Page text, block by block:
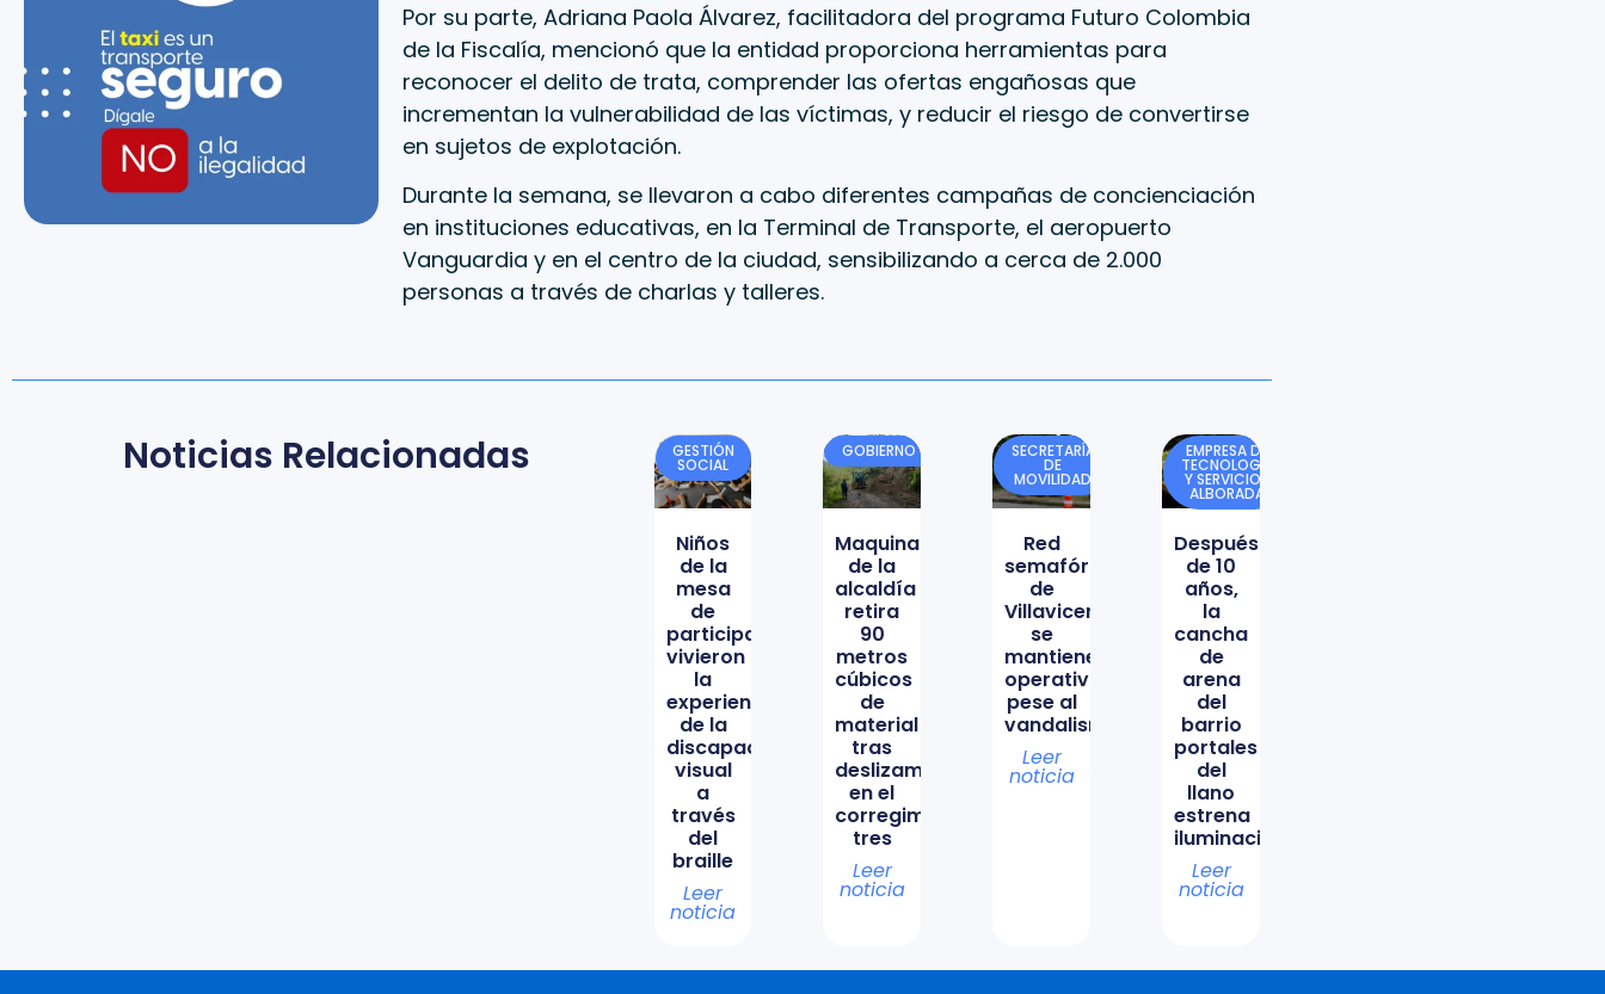
Por su parte, Adriana Paola Álvarez, facilitadora del programa Futuro Colombia
de la Fiscalía, mencionó que la entidad proporciona herramientas para
reconocer el delito de trata, comprender las ofertas engañosas que
incrementan la vulnerabilidad de las víctimas, y reducir el riesgo de convertirse
en sujetos de explotación.
Durante la semana, se llevaron a cabo diferentes campañas de concienciación
en instituciones educativas, en la Terminal de Transporte, el aeropuerto
Vanguardia y en el centro de la ciudad, sensibilizando a cerca de 2.000
personas a través de charlas y talleres.
Noticias Relacionadas GESTIÓN
SOCIAL
Niños
de la
mesa
de
participación
vivieron
la
experiencia
de la
discapacidad
visual
a
través
del
braille
Leer
noticia
GOBIERNO
Maquinaria
de la
alcaldía
retira
90
metros
cúbicos
de
material
tras
deslizamiento
en el
corregimiento
tres
Leer
noticia
SECRETARÍA
DE
MOVILIDAD
Red
semafórica
de
Villavicencio
se
mantiene
operativa
pese al
vandalismo
Leer
noticia
EMPRESA DE
TECNOLOGÍA
Y SERVICIOS
ALBORADA
Después
de 10
años,
la
cancha
de
arena
del
barrio
portales
del
llano
estrena
iluminación
Leer
noticia